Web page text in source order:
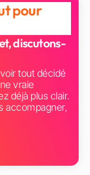
pour
discutons-
tout décidé
vraie
déjà plus clair.
accompagner,